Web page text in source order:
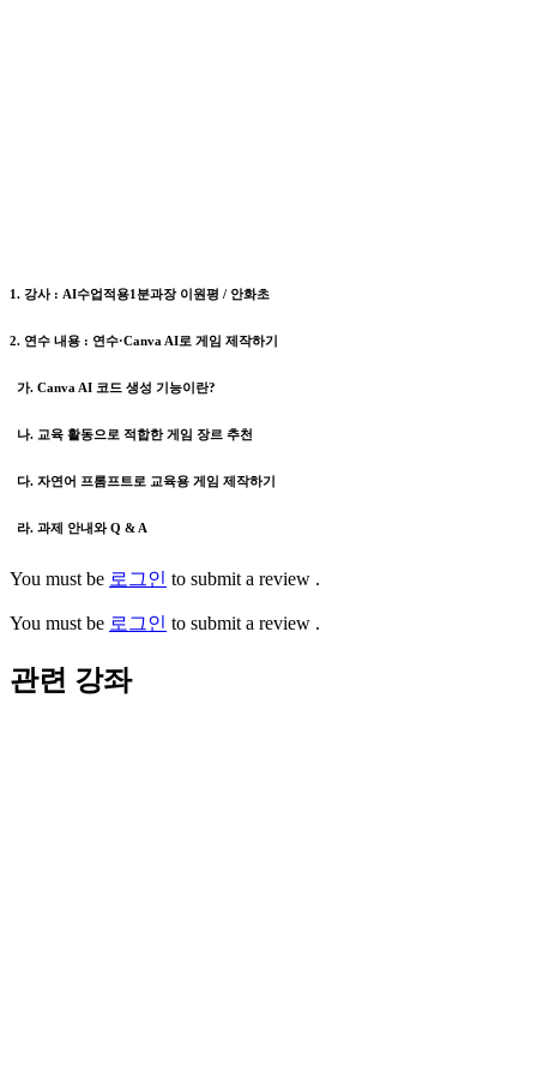
1. 강사 : AI수업적용1분과장 이원평 / 안화초
2. 연수 내용 : 연수·Canva AI로 게임 제작하기
가. Canva AI 코드 생성 기능이란?
나. 교육 활동으로 적합한 게임 장르 추천
다. 자연어 프롬프트로 교육용 게임 제작하기
라. 과제 안내와 Q & A
You must be 로그인 to submit a review .
You must be 로그인 to submit a review .
관련 강좌